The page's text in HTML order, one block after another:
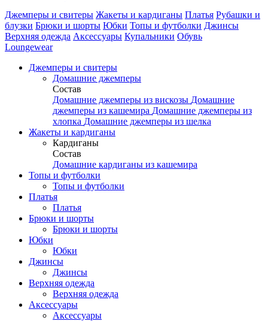
Джемперы и свитеры Жакеты и кардиганы Платья Рубашки и
блузки Брюки и шорты Юбки Топы и футболки Джинсы
Верхняя одежда Аксесcуары Купальники Обувь
Loungewear
Джемперы и свитеры
Домашние джемперы
Состав
Домашние джемперы из вискозы Домашние
джемперы из кашемира Домашние джемперы из
хлопка Домашние джемперы из шелка
Жакеты и кардиганы
Кардиганы
Состав
Домашние кардиганы из кашемира
Топы и футболки
Топы и футболки
Платья
Платья
Брюки и шорты
Брюки и шорты
Юбки
Юбки
Джинсы
Джинсы
Верхняя одежда
Верхняя одежда
Аксессуары
Аксессуары